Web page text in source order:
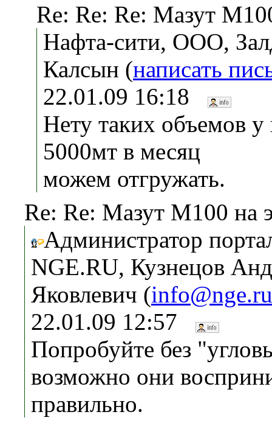
Re: Re: Re: Мазут
Нафта-сити, ООО,
Калсын (написать
22.01.09 16:18
Нету таких объемов у
5000мт в месяц
можем отгружать.
Re: Re: Мазут М100 на
Администратор
NGE.RU, Кузнецов
Яковлевич (info@nge.ru
22.01.09 12:57
Попробуйте без
возможно они
правильно.